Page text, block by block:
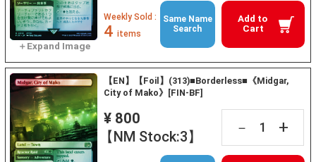
Add to
Cart
Weekly Sold :
4 items
Same Name
Search
【EN】【Foil】(313)■Borderless■《Midgar,
City of Mako》[FIN-BF]
¥ 800
【NM Stock:3】
－ +